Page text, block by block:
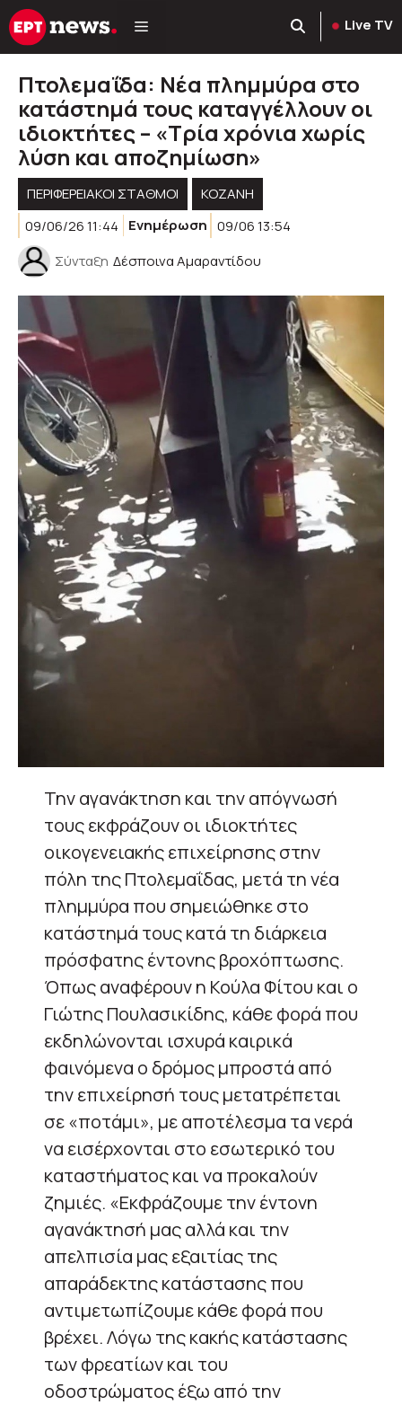
Μετάβαση
σε
Live TV
Πτολεμαΐδα: Nέα πλημμύρα στο
κατάστημά τους καταγγέλλουν οι
ιδιοκτήτες – «Τρία χρόνια χωρίς
λύση και αποζημίωση»
ΠΕΡΙΦΕΡΕΙΑΚΟΊ ΣΤΑΘΜΟΊ
KOZANH
09/06/26 11:44
Ενημέρωση 09/06 13:54
Σύνταξη Δέσποινα Αμαραντίδου
Την αγανάκτηση και την απόγνωσή
τους εκφράζουν οι ιδιοκτήτες
οικογενειακής επιχείρησης στην
πόλη της Πτολεμαΐδας, μετά τη νέα
πλημμύρα που σημειώθηκε στο
κατάστημά τους κατά τη διάρκεια
πρόσφατης έντονης βροχόπτωσης.
Όπως αναφέρουν η Κούλα Φίτου και ο
Γιώτης Πουλασικίδης, κάθε φορά που
εκδηλώνονται ισχυρά καιρικά
φαινόμενα ο δρόμος μπροστά από
την επιχείρησή τους μετατρέπεται
σε «ποτάμι», με αποτέλεσμα τα νερά
να εισέρχονται στο εσωτερικό του
καταστήματος και να προκαλούν
ζημιές. «Εκφράζουμε την έντονη
αγανάκτησή μας αλλά και την
απελπισία μας εξαιτίας της
απαράδεκτης κατάστασης που
αντιμετωπίζουμε κάθε φορά που
βρέχει. Λόγω της κακής κατάστασης
των φρεατίων και του
οδοστρώματος έξω από την